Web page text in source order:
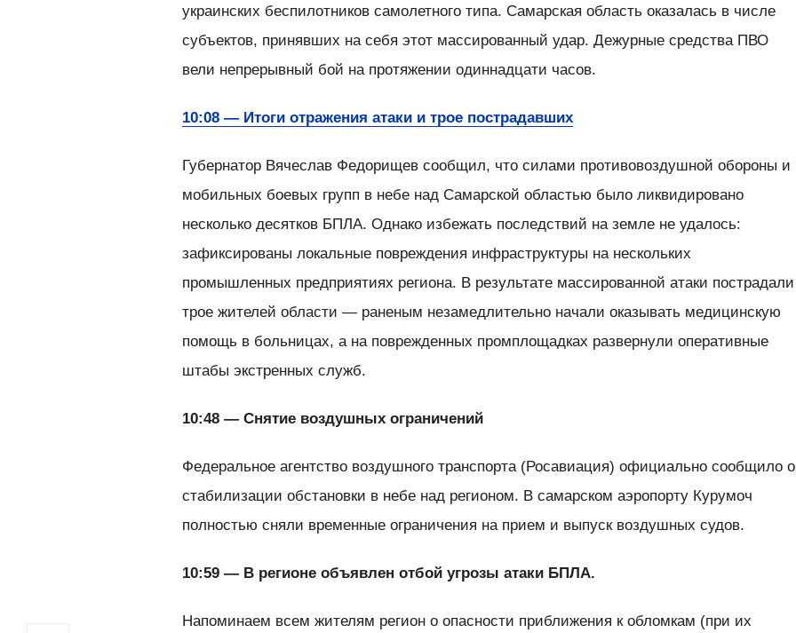
украинских беспилотников самолетного типа. Самарская область оказалась в числе
субъектов, принявших на себя этот массированный удар. Дежурные средства ПВО
вели непрерывный бой на протяжении одиннадцати часов.
10:08 — Итоги отражения атаки и трое пострадавших
Губернатор Вячеслав Федорищев сообщил, что силами противовоздушной обороны и
мобильных боевых групп в небе над Самарской областью было ликвидировано
несколько десятков БПЛА. Однако избежать последствий на земле не удалось:
зафиксированы локальные повреждения инфраструктуры на нескольких
промышленных предприятиях региона. В результате массированной атаки пострадали
трое жителей области — раненым незамедлительно начали оказывать медицинскую
помощь в больницах, а на поврежденных промплощадках развернули оперативные
штабы экстренных служб.
10:48 — Снятие воздушных ограничений
Федеральное агентство воздушного транспорта (Росавиация) официально сообщило о
стабилизации обстановки в небе над регионом. В самарском аэропорту Курумоч
полностью сняли временные ограничения на прием и выпуск воздушных судов.
10:59 — В регионе объявлен отбой угрозы атаки БПЛА.
Напоминаем всем жителям регион о опасности приближения к обломкам (при их